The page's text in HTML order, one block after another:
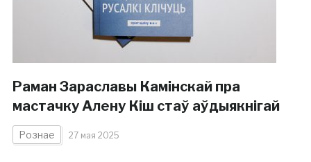
Раман Зараславы Камінскай пра
мастачку Алену Кіш стаў аўдыякнігай
Рознае 27 мая 2025